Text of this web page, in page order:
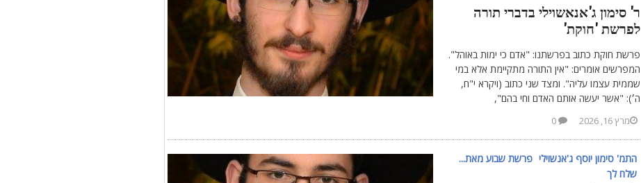
ר' סימון ג'אנאשוילי בדברי תורה
לפרשת 'חוקת'
פרשת חוקת כתוב בפרשתנו: "אדם כי ימות באוהל".
המפרשים אומרים: "אין התורה מתקיימת אלא במי
שממית עצמו עליה". ומצד שני כתוב (ויקרא י"ח,
ה׳): "אשר יעשה אותם האדם וחי בהם",
מרץ 16, 2026
התמ' סימון יוסף ג'אנשוילי פרשת שבוע מאת...
שלח לך